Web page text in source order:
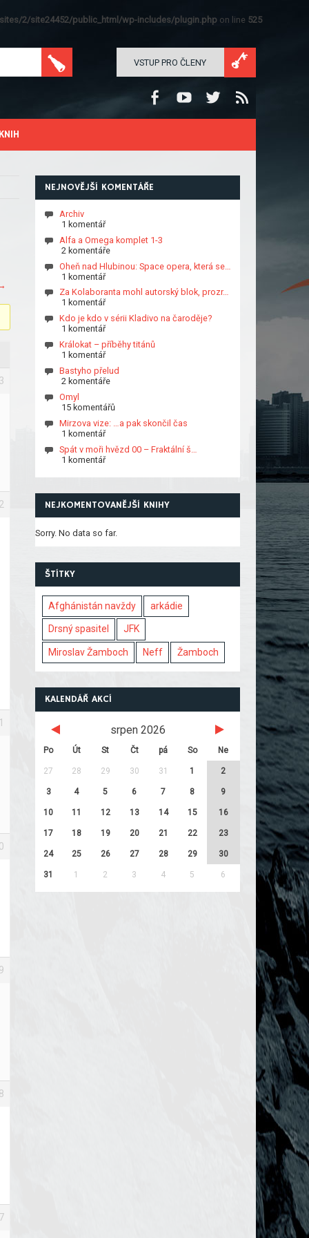
2/site24452/public_html/wp-includes/plugin.php on line 525
VSTUP PRO ČLENY
NEJNOVĚJŠÍ KOMENTÁŘE
Archiv
1 komentář
Alfa a Omega komplet 1-3
2 komentáře
Oheň nad Hlubinou: Space opera, která se…
1 komentář
Za Kolaboranta mohl autorský blok, prozr…
1 komentář
Kdo je kdo v sérii Kladivo na čaroděje?
1 komentář
Králokat – příběhy titánů
1 komentář
Bastyho přelud
2 komentáře
Omyl
15 komentářů
Mirzova vize: …a pak skončil čas
1 komentář
Spát v moři hvězd 00 – Fraktální š…
1 komentář
NEJKOMENTOVANĚJŠÍ KNIHY
Sorry. No data so far.
ŠTÍTKY
Afghánistán navždy arkádie
Drsný spasitel JFK
Miroslav Žamboch Neff Žamboch
KALENDÁŘ AKCÍ
srpen 2026
Po Út St Čt pá So Ne
27 28 29 30 31 1 2
3 4 5 6 7 8 9
10 11 12 13 14 15 16
17 18 19 20 21 22 23
24 25 26 27 28 29 30
31 1 2 3 4 5 6